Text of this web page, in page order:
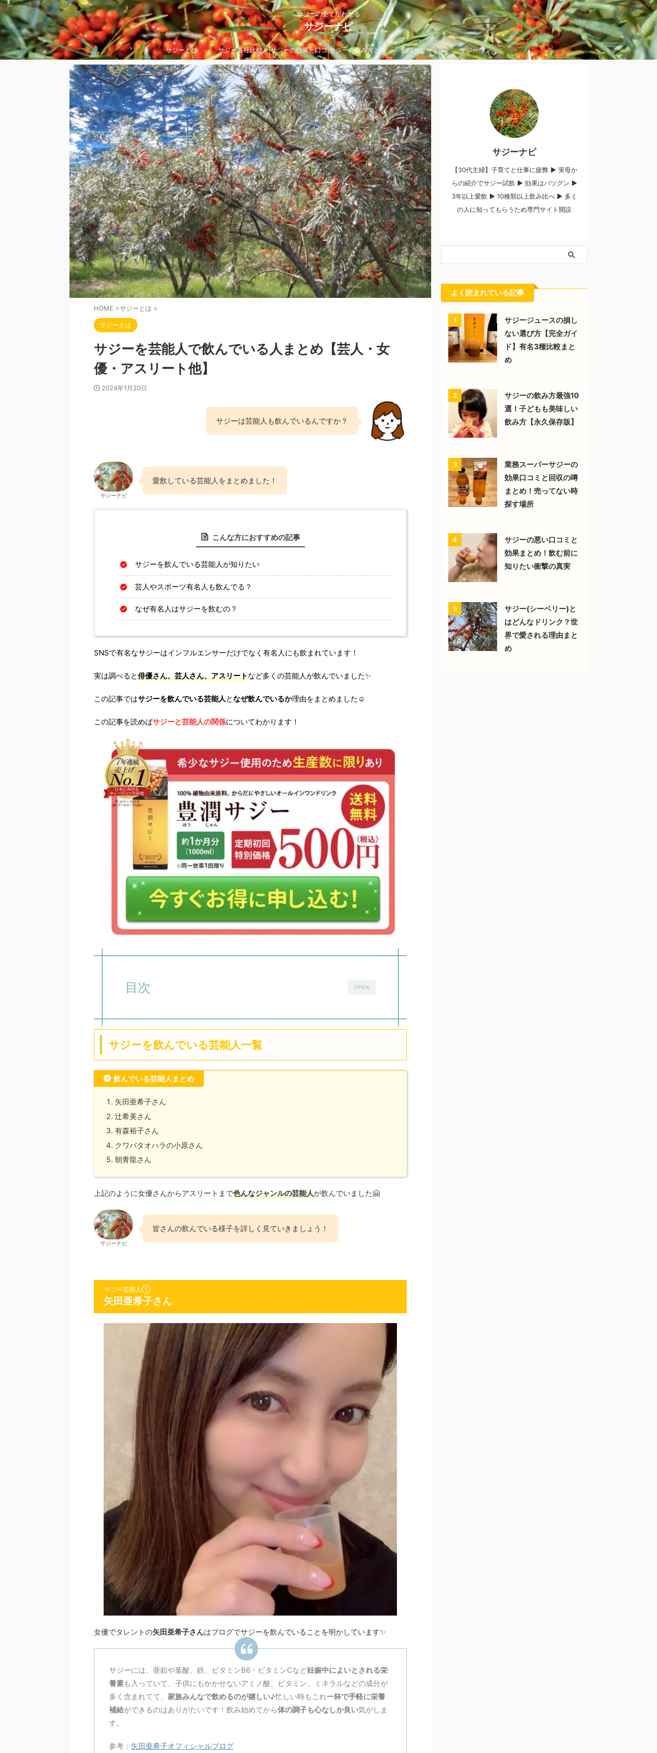
サジーの全てがわかる
サジーナビ
サジーとは サジー各社比較 サジーの効果と口コ
ミ
サジーの飲み方と味 豊潤サジー サジーワン
HOME >サジーとは >
サジーとは
サジーを芸能人で飲んでいる人まとめ【芸人・女
優・アスリート他】
2024年1月20日
サジーは芸能人も飲んでいるんですか？
サジーナビ
愛飲している芸能人をまとめました！
こんな方におすすめの記事
サジーを飲んでいる芸能人が知りたい
芸人やスポーツ有名人も飲んでる？
なぜ有名人はサジーを飲むの？
SNSで有名なサジーはインフルエンサーだけでなく有名人にも飲まれています！
実は調べると俳優さん、芸人さん、アスリートなど多くの芸能人が飲んでいました✨
この記事ではサジーを飲んでいる芸能人となぜ飲んでいるか理由をまとめました☺️
この記事を読めばサジーと芸能人の関係についてわかります！
OPEN
目次
サジーを飲んでいる芸能人一覧
飲んでいる芸能人まとめ
矢田亜希子さん
辻希美さん
有森裕子さん
クワバタオハラの小原さん
朝青龍さん
上記のように女優さんからアスリートまで色んなジャンルの芸能人が飲んでいました🤗
サジーナビ
皆さんの飲んでいる様子を詳しく見ていきましょう！
サジー芸能人①
矢田亜希子さん
女優でタレントの矢田亜希子さんはブログでサジーを飲んでいることを明かしています✨
サジーには、亜鉛や葉酸、鉄、ビタミンB6・ビタミンCなど妊娠中によいとされる栄
養素も入っていて、子供にもかかせないアミノ酸、ビタミン、ミネラルなどの成分が
多く含まれてて、 家族みんなで飲めるのが嬉しい♪忙しい時もこれ一杯で手軽に栄養
補給ができるのはありがたいです！飲み始めてから体の調子も心なしか良い気がしま
す。
参考： 矢田亜希子オフィシャルブログ
サジーナビ
【30代主婦】子育てと仕事に疲弊 ▶︎ 実母か
らの紹介でサジー試飲 ▶︎ 効果はバツグン ▶︎
3年以上愛飲 ▶︎ 10種類以上飲み比べ ▶︎ 多く
の人に知ってもらうため専門サイト開設
よく読まれている記事
1
サジージュースの損し
ない選び方【完全ガイ
ド】有名3種比較まと
め
2
サジーの飲み方最強10
選！子どもも美味しい
飲み方【永久保存版】
3
業務スーパーサジーの
効果口コミと回収の噂
まとめ！売ってない時
探す場所
4
サジーの悪い口コミと
効果まとめ！飲む前に
知りたい衝撃の真実
5
サジー(シーベリー)と
はどんなドリンク？世
界で愛される理由まと
め